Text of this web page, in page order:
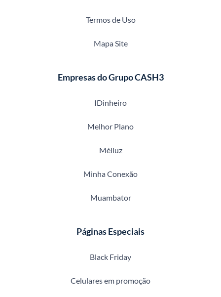
Termos de Uso
Mapa Site
Empresas do Grupo CASH3
IDinheiro
Melhor Plano
Méliuz
Minha Conexão
Muambator
Páginas Especiais
Black Friday
Celulares em promoção